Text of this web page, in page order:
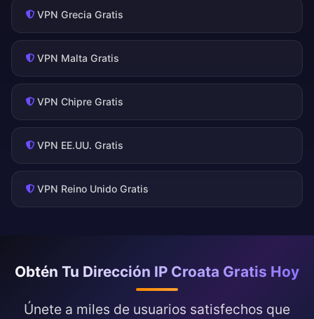
VPN Grecia Gratis
VPN Malta Gratis
VPN Chipre Gratis
VPN EE.UU. Gratis
VPN Reino Unido Gratis
Obtén Tu Dirección IP Croata Gratis Hoy
Únete a miles de usuarios satisfechos que